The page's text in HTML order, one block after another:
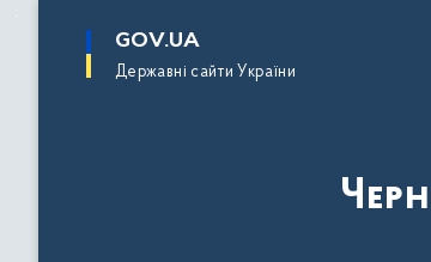
основного
GOV.UA
Державні сайти України